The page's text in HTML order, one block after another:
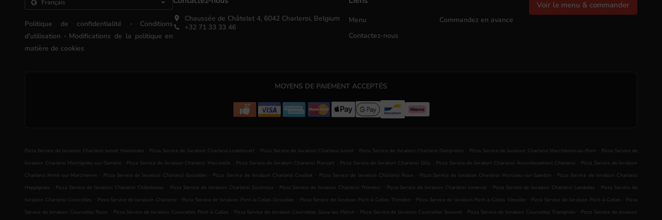
Politique de confidentialité .
Conditions
d'utilisation . Modifications de la politique en
matière de cookies
Chaussée de Châtelet 4, 6042 Charleroi, Belgium
+32 71 33 33 46
Menu
Commandez en avance
Contactez-nous
Voir le menu & commander
MOYENS DE PAIEMENT ACCEPTÉS
Pizza Service de livraison Charleroi Jumet Hamendes . Pizza Service de livraison Charleroi Lodelinsart . Pizza Service de livraison Charleroi Jumet . Pizza Service de livraison Charleroi Dampremy . Pizza Service de livraison Charleroi Marchienne-au-Pont . Pizza Service de
livraison Charleroi Montignies-sur-Sambre . Pizza Service de livraison Charleroi Marcinelle . Pizza Service de livraison Charleroi Ransart . Pizza Service de livraison Charleroi Gilly . Pizza Service de livraison Charleroi Arrondissement Charleroi . Pizza Service de livraison
Charleroi Mont-sur-Marchienne . Pizza Service de livraison Charleroi Gosselies . Pizza Service de livraison Charleroi Couillet . Pizza Service de livraison Charleroi Roux . Pizza Service de livraison Charleroi Monceau-sur-Sambre . Pizza Service de livraison Charleroi
Heppignies . Pizza Service de livraison Charleroi Châtelineau . Pizza Service de livraison Charleroi Goutroux . Pizza Service de livraison Charleroi Thiméon . Pizza Service de livraison Charleroi Loverval . Pizza Service de livraison Charleroi Landelies . Pizza Service de
livraison Charleroi Courcelles . Pizza Service de livraison Charleroi . Pizza Service de livraison Pont-à-Celles Gosselies . Pizza Service de livraison Pont-à-Celles Thiméon . Pizza Service de livraison Pont-à-Celles Viesville . Pizza Service de livraison Pont-à-Celles . Pizza
Service de livraison Courcelles Roux . Pizza Service de livraison Courcelles Pont-à-Celles . Pizza Service de livraison Courcelles Gouy-lez-Piéton . Pizza Service de livraison Courcelles Souvret . Pizza Service de livraison Courcelles Trazegnies . Pizza Service de livraison